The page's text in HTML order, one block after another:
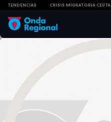
TENDENCIAS CRISIS MIGRATORIA CEUTA